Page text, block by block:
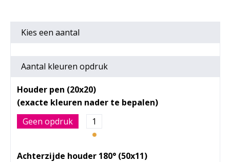
Kies een aantal
Aantal kleuren opdruk
Houder pen (20x20)
Geen opdruk 1
Achterzijde houder 180° (50x11)